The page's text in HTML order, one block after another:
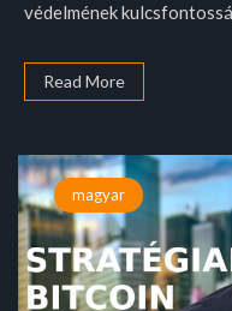
védelmének
Read More
magyar